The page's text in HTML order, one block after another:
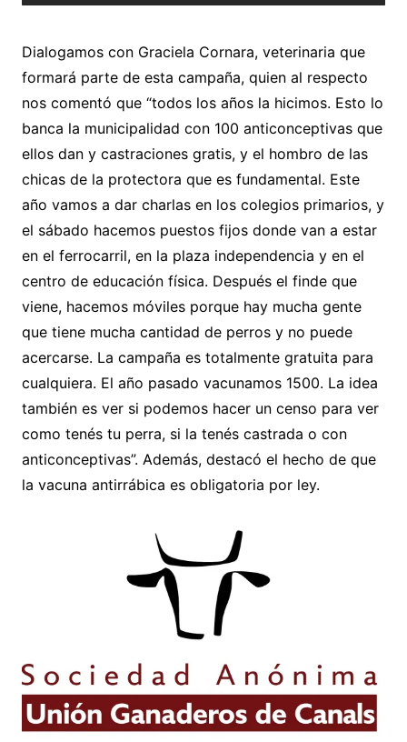
Dialogamos con Graciela Cornara, veterinaria que
formará parte de esta campaña, quien al respecto
nos comentó que “todos los años la hicimos. Esto lo
banca la municipalidad con 100 anticonceptivas que
ellos dan y castraciones gratis, y el hombro de las
chicas de la protectora que es fundamental. Este
año vamos a dar charlas en los colegios primarios, y
el sábado hacemos puestos fijos donde van a estar
en el ferrocarril, en la plaza independencia y en el
centro de educación física. Después el finde que
viene, hacemos móviles porque hay mucha gente
que tiene mucha cantidad de perros y no puede
acercarse. La campaña es totalmente gratuita para
cualquiera. El año pasado vacunamos 1500. La idea
también es ver si podemos hacer un censo para ver
como tenés tu perra, si la tenés castrada o con
anticonceptivas”. Además, destacó el hecho de que
la vacuna antirrábica es obligatoria por ley.